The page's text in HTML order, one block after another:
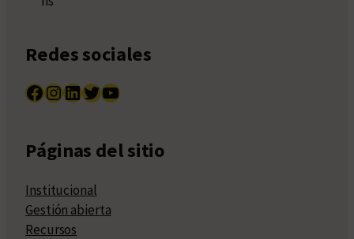
Redes sociales
Facebook InstagramLinkedIn Twitter YouTube
Páginas del sitio
Institucional
Gestión abierta
Recursos